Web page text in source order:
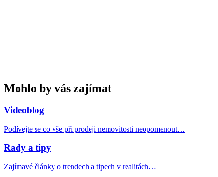
Mohlo by vás zajímat
Videoblog
Podívejte se co vše při prodeji nemovitosti neopomenout…
Rady a tipy
Zajímavé články o trendech a tipech v realitách…